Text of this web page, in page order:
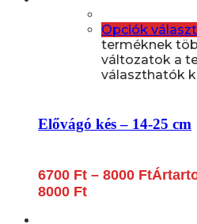
Opciók
terméknek
változatok a
választhatók
Elővágó kés – 14-25 cm
6700 Ft – 8000 Ft
8000 Ft